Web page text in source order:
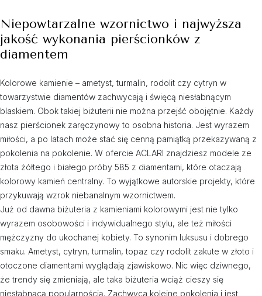
Niepowtarzalne wzornictwo i najwyższa
jakość wykonania pierścionków z
diamentem
Kolorowe kamienie – ametyst, turmalin, rodolit czy cytryn w
towarzystwie diamentów zachwycają i święcą niesłabnącym
blaskiem. Obok takiej biżuterii nie można przejść obojętnie. Każdy
nasz pierścionek zaręczynowy to osobna historia. Jest wyrazem
miłości, a po latach może stać się cenną pamiątką przekazywaną z
pokolenia na pokolenie. W ofercie ACLARI znajdziesz modele ze
złota żółtego i białego próby 585 z diamentami, które otaczają
kolorowy kamień centralny. To wyjątkowe autorskie projekty, które
przykuwają wzrok niebanalnym wzornictwem.
Już od dawna biżuteria z kamieniami kolorowymi jest nie tylko
wyrazem osobowości i indywidualnego stylu, ale też miłości
mężczyzny do ukochanej kobiety. To synonim luksusu i dobrego
smaku. Ametyst, cytryn, turmalin, topaz czy rodolit zakute w złoto i
otoczone diamentami wyglądają zjawiskowo. Nic więc dziwnego,
że trendy się zmieniają, ale taka biżuteria wciąż cieszy się
niesłabnącą popularnością. Zachwyca kolejne pokolenia i jest